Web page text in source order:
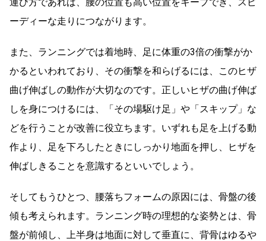
ーディーな走りにつながります。
また、ランニングでは着地時、足に体重の3倍の衝撃がか
かるといわれており、その衝撃を和らげるには、このヒザ
曲げ伸ばしの動作が大切なのです。正しいヒザの曲げ伸ば
しを身につけるには、「その場駆け足」や「スキップ」な
どを行うことが改善に役立ちます。いずれも足を上げる動
作より、足を下ろしたときにしっかり地面を押し、ヒザを
伸ばしきることを意識するといいでしょう。
そしてもうひとつ、腰落ちフォームの原因には、骨盤の後
傾も考えられます。ランニング時の理想的な姿勢とは、骨
盤が前傾し、上半身は地面に対して垂直に、背骨はゆるや